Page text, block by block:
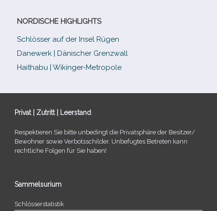
NORDISCHE HIGHLIGHTS
Schlösser auf der Insel Rügen
Danewerk | Dänischer Grenzwall
Haithabu | Wikinger-Metropole
Privat | Zutritt | Leerstand
Respektieren Sie bitte unbe­dingt die Privatsphäre der Besitzer/​
Bewohner sowie Verbotsschilder. Unbefugtes Betreten kann
recht­li­che Folgen für Sie haben!
Sammelsurium
Schlösserstatistik